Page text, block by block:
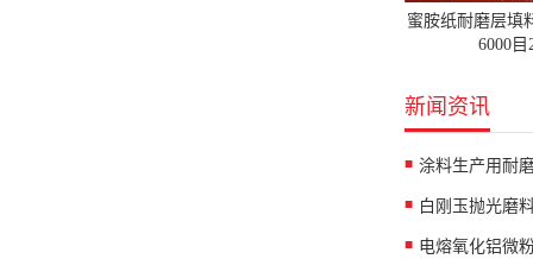
蜜胺纸耐磨层填
6000目
新闻资讯
涂料生产用耐
白刚玉抛光磨